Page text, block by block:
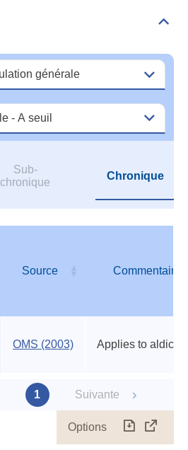
Sub-
chronique
Chronique
Source Commentaire
OMS (2003)
1 Suivante
Options
le